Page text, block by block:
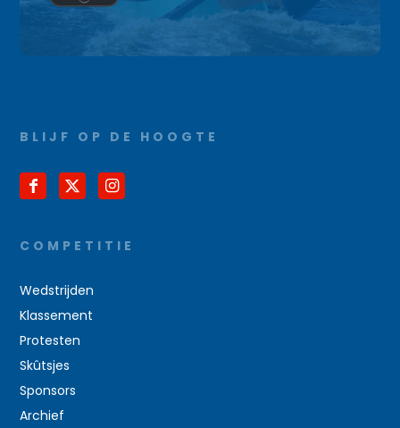
BLIJF OP DE HOOGTE
COMPETITIE
Wedstrijden
Klassement
Protesten
Skûtsjes
Sponsors
Archief